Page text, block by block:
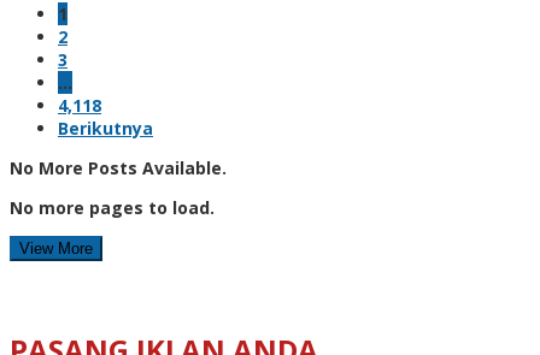
1
2
3
…
4,118
Berikutnya
No More Posts Available.
No more pages to load.
View More